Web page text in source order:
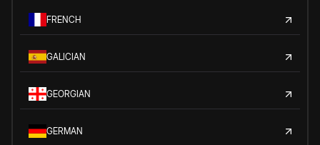
FRENCH
GALICIAN
GEORGIAN
GERMAN